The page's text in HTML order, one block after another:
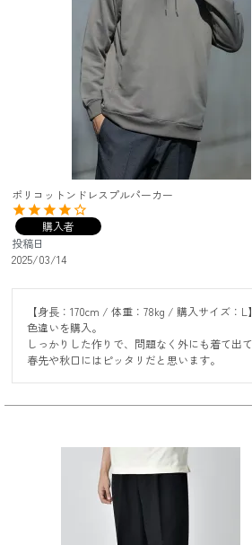
ポリコットンドレスプルパーカー
購入者
投稿日
2025/03/14
【身長：170cm / 体重：78kg / 購入サイズ：L】
色違いを購入。
しっかりした作りで、問題なく外にも着て出て
春先や秋口にはピッタリだと思います。